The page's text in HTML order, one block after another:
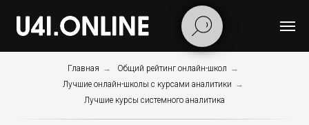
Главная → Общий рейтинг онлайн-школ →
Лучшие онлайн-школы с курсами аналитики →
Лучшие курсы системного аналитика